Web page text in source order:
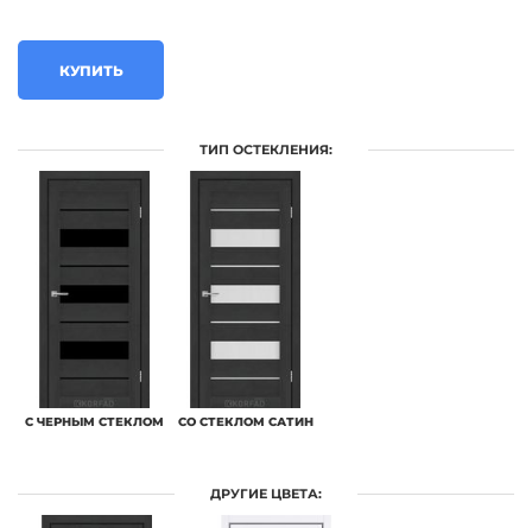
КУПИТЬ
ТИП ОСТЕКЛЕНИЯ:
С ЧЕРНЫМ СТЕКЛОМ СО СТЕКЛОМ САТИН
ДРУГИЕ ЦВЕТА: